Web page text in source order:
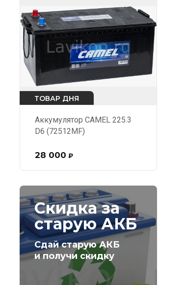
ТОВАР ДНЯ
Аккумулятор CAMEL 225.3
D6 (72512MF)
28 000 ₽
Скидка за
старую АКБ
Сдай старую АКБ
и получи скидку